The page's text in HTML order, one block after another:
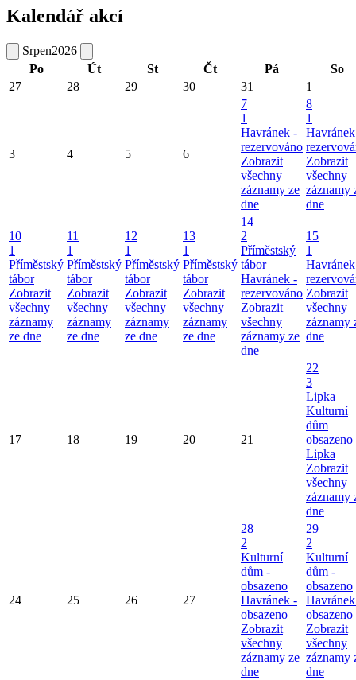
Kalendář akcí
Srpen2026
Po
Út St Čt Pá
So
27
28 29 30 31 1
3 4 5 6
7
1
Havránek -
rezervováno
Zobrazit
všechny
záznamy ze
dne
8
1
Zobrazit
všechny
záznamy
dne
10
1
Příměstský
tábor
Zobrazit
všechny
záznamy
ze dne
11
1
Příměstský
tábor
Zobrazit
všechny
záznamy
ze dne
12
1
Příměstský
tábor
Zobrazit
všechny
záznamy
ze dne
13
1
Příměstský
tábor
Zobrazit
všechny
záznamy
ze dne
14
2
Příměstský
tábor
Havránek -
rezervováno
Zobrazit
všechny
záznamy ze
dne
15
1
Zobrazit
všechny
záznamy
dne
17 18 19 20 21
22
3
Lipka
Kulturní
dům
obsazeno
Lipka
Zobrazit
všechny
záznamy
dne
24 25 26 27
28
2
Kulturní
dům -
obsazeno
Havránek -
obsazeno
Zobrazit
všechny
záznamy ze
dne
29
2
Kulturní
dům -
obsazeno
obsazeno
Zobrazit
všechny
záznamy
dne